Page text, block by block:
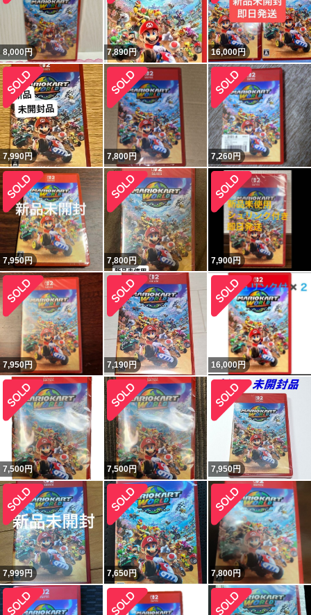
8,000円 7,890円 16,000円
7,990円 7,800円 7,260円
7,950円 7,800円 7,900円
7,950円 7,190円 16,000円
7,500円 7,500円 7,950円
7,999円 7,650円 7,800円